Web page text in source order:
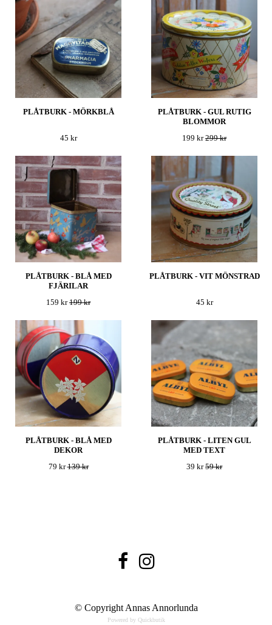
PLÅTBURK - MÖRKBLÅ
45 kr
PLÅTBURK - GUL RUTIG
BLOMMOR
199 kr299 kr
PLÅTBURK - BLÅ MED
FJÄRILAR
159 kr199 kr
PLÅTBURK - VIT MÖNSTRAD
45 kr
PLÅTBURK - BLÅ MED
DEKOR
79 kr139 kr
PLÅTBURK - LITEN GUL
MED TEXT
39 kr59 kr
© Copyright Annas Annorlunda
Powered by Quickbutik